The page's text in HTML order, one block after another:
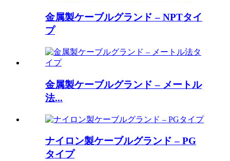
金属製ケーブルグランド – NPTタイ
プ
金属製ケーブルグランド – メートル
法...
ナイロン製ケーブルグランド – PG
タイプ